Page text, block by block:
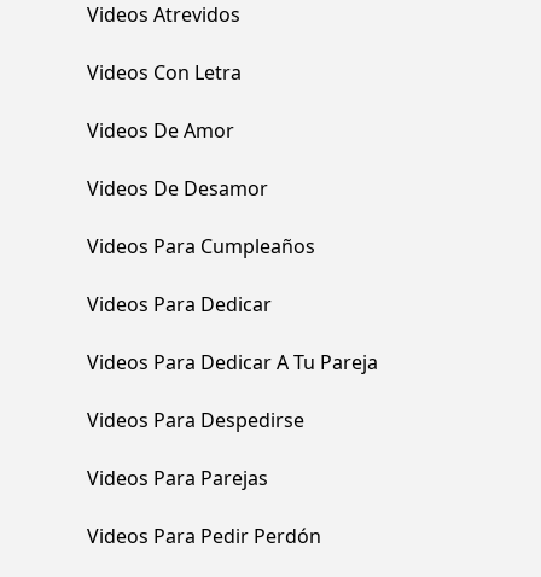
Videos Atrevidos
Videos Con Letra
Videos De Amor
Videos De Desamor
Videos Para Cumpleaños
Videos Para Dedicar
Videos Para Dedicar A Tu Pareja
Videos Para Despedirse
Videos Para Parejas
Videos Para Pedir Perdón